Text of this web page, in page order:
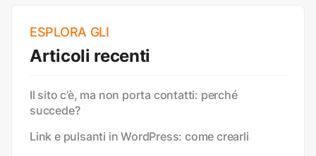
ESPLORA GLI
Articoli recenti
Il sito c’è, ma non porta contatti: perché
succede?
Link e pulsanti in WordPress: come crearli